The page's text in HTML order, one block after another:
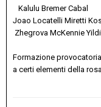
Kalulu Bremer Cabal
Joao Locatelli Miretti
Zhegrova McKennie
Formazione
a certi elementi della